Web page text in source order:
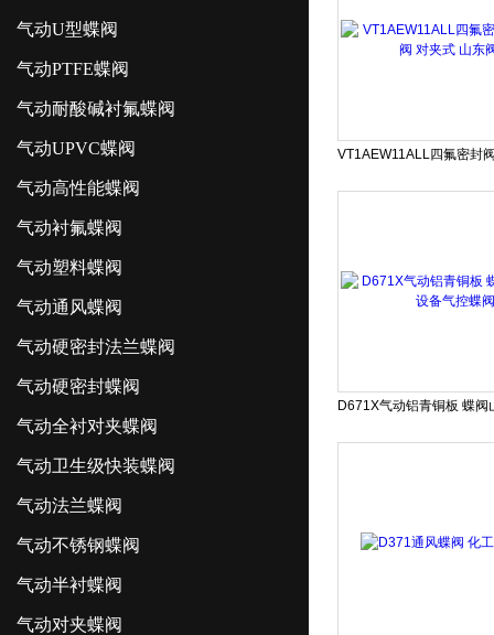
气动U型蝶阀
气动PTFE蝶阀
气动耐酸碱衬氟蝶阀
气动UPVC蝶阀
气动高性能蝶阀
气动衬氟蝶阀
气动塑料蝶阀
气动通风蝶阀
气动硬密封法兰蝶阀
气动硬密封蝶阀
气动全衬对夹蝶阀
气动卫生级快装蝶阀
气动法兰蝶阀
气动不锈钢蝶阀
气动半衬蝶阀
气动对夹蝶阀